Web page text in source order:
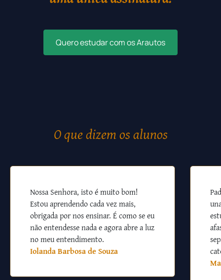
Quero estudar com os Arautos
O que dizem os alunos
Nossa Senhora, isto é muito bom!
Estou aprendendo cada vez mais,
obrigada por nos ensinar. É como se eu
não entendesse nada e agora abre a luz
no meu entendimento.
Iolanda Barbosa de Souza